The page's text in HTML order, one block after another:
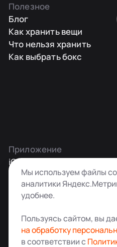
Полезное
Блог
Как хранить вещи
Что нельзя хранить
Как выбрать бокс
Приложение
iOS
Android
Мы используем файлы
аналитики
удобнее.
Пользуясь сайтом, вы
на обработку
в соответствии с